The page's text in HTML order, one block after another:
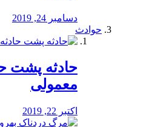
دسامبر 24, 2019
حوادث
️حادثه پشت
معمولی
اکتبر 22, 2019